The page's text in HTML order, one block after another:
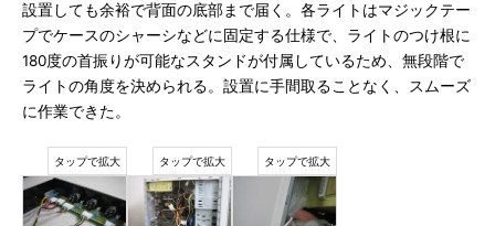
設置しても余裕で背面の底部まで届く。各ライトはマジックテー
プでケースのシャーシなどに固定する仕様で、ライトのつけ根に
180度の首振りが可能なスタンドが付属しているため、無段階で
ライトの角度を決められる。設置に手間取ることなく、スムーズ
に作業できた。